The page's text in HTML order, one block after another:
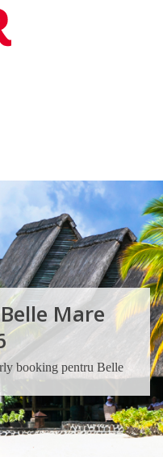
OFERTE DE NERATAT
Mare
booking pentru Belle